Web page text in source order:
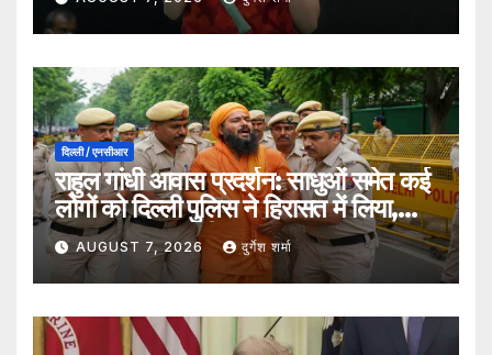
दिल्ली / एनसीआर
राहुल गांधी आवास प्रदर्शन: साधुओं समेत कई
लोगों को दिल्ली पुलिस ने हिरासत में लिया,
सुरक्षा व्यवस्था कड़ी
AUGUST 7, 2026 दुर्गेश शर्मा